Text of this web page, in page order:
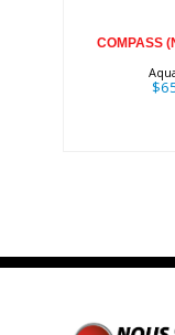
COMPASS